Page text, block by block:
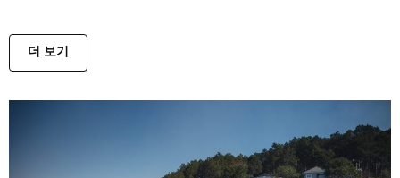
더 보기